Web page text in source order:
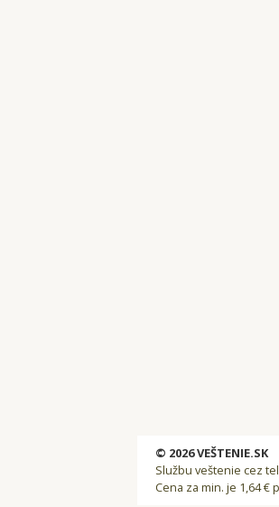
© 2026 VEŠTENIE.SK
Službu veštenie cez
Cena za min. je 1,64 €